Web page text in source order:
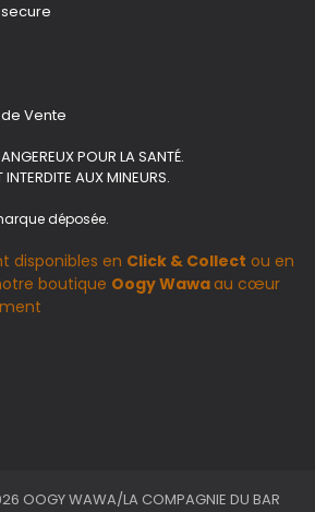
Vente
POUR LA SANTÉ.
AUX MINEURS.
déposée.
disponibles en Click & Collect ou en
boutique Oogy Wawaau cœur
OOGY WAWA/LA COMPAGNIE DU BAR